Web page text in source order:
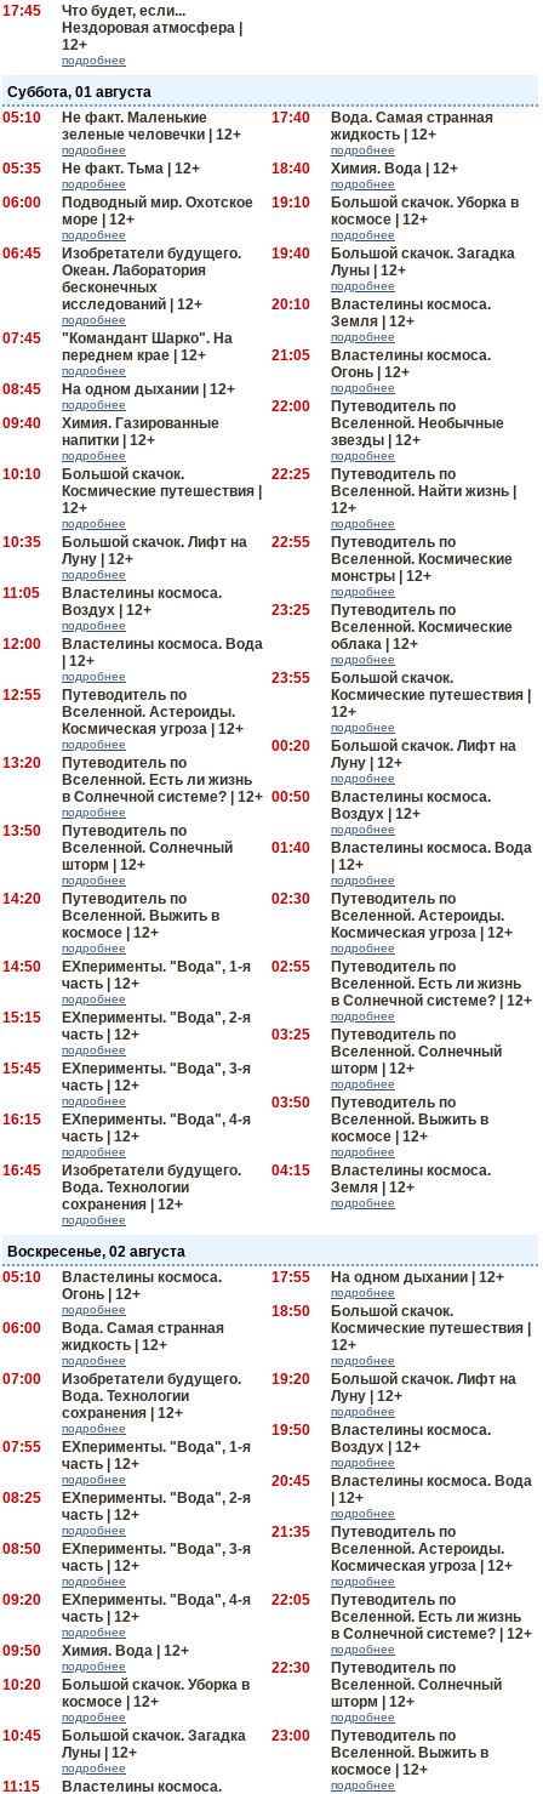
17:45
Что будет, если...
Нездоровая атмосфера |
12+
подробнее
Суббота, 01 августа
05:10
Не факт. Маленькие
зеленые человечки | 12+
подробнее
05:35 Не факт. Тьма | 12+
подробнее
06:00
Подводный мир. Охотское
море | 12+
подробнее
06:45
Изобретатели будущего.
Океан. Лаборатория
бесконечных
исследований | 12+
подробнее
07:45
"Командант Шарко". На
переднем крае | 12+
подробнее
08:45 На одном дыхании | 12+
подробнее
09:40
Химия. Газированные
напитки | 12+
подробнее
10:10
Большой скачок.
Космические путешествия |
12+
подробнее
10:35
Большой скачок. Лифт на
Луну | 12+
подробнее
11:05
Властелины космоса.
Воздух | 12+
подробнее
12:00
Властелины космоса. Вода
| 12+
подробнее
12:55
Путеводитель по
Вселенной. Астероиды.
Космическая угроза | 12+
подробнее
13:20
Путеводитель по
Вселенной. Есть ли жизнь
в Солнечной системе? | 12+
подробнее
13:50
Путеводитель по
Вселенной. Солнечный
шторм | 12+
подробнее
14:20
Путеводитель по
Вселенной. Выжить в
космосе | 12+
подробнее
14:50
EXперименты. "Вода", 1-я
часть | 12+
подробнее
15:15
EXперименты. "Вода", 2-я
часть | 12+
подробнее
15:45
EXперименты. "Вода", 3-я
часть | 12+
подробнее
16:15
EXперименты. "Вода", 4-я
часть | 12+
подробнее
16:45
Изобретатели будущего.
Вода. Технологии
сохранения | 12+
подробнее
17:40
Вода. Самая странная
жидкость | 12+
подробнее
18:40 Химия. Вода | 12+
подробнее
19:10
Большой скачок. Уборка в
космосе | 12+
подробнее
19:40
Большой скачок. Загадка
Луны | 12+
подробнее
20:10
Властелины космоса.
Земля | 12+
подробнее
21:05
Властелины космоса.
Огонь | 12+
подробнее
22:00
Путеводитель по
Вселенной. Необычные
звезды | 12+
подробнее
22:25
Путеводитель по
Вселенной. Найти жизнь |
12+
подробнее
22:55
Путеводитель по
Вселенной. Космические
монстры | 12+
подробнее
23:25
Путеводитель по
Вселенной. Космические
облака | 12+
подробнее
23:55
Большой скачок.
Космические путешествия |
12+
подробнее
00:20
Большой скачок. Лифт на
Луну | 12+
подробнее
00:50
Властелины космоса.
Воздух | 12+
подробнее
01:40
Властелины космоса. Вода
| 12+
подробнее
02:30
Путеводитель по
Вселенной. Астероиды.
Космическая угроза | 12+
подробнее
02:55
Путеводитель по
Вселенной. Есть ли жизнь
в Солнечной системе? | 12+
подробнее
03:25
Путеводитель по
Вселенной. Солнечный
шторм | 12+
подробнее
03:50
Путеводитель по
Вселенной. Выжить в
космосе | 12+
подробнее
04:15
Властелины космоса.
Земля | 12+
подробнее
Воскресенье, 02 августа
05:10
Властелины космоса.
Огонь | 12+
подробнее
06:00
Вода. Самая странная
жидкость | 12+
подробнее
07:00
Изобретатели будущего.
Вода. Технологии
сохранения | 12+
подробнее
07:55
EXперименты. "Вода", 1-я
часть | 12+
подробнее
08:25
EXперименты. "Вода", 2-я
часть | 12+
подробнее
08:50
EXперименты. "Вода", 3-я
часть | 12+
подробнее
09:20
EXперименты. "Вода", 4-я
часть | 12+
подробнее
09:50 Химия. Вода | 12+
подробнее
10:20
Большой скачок. Уборка в
космосе | 12+
подробнее
10:45
Большой скачок. Загадка
Луны | 12+
подробнее
11:15 Властелины космоса.
17:55 На одном дыхании | 12+
подробнее
18:50
Большой скачок.
Космические путешествия |
12+
подробнее
19:20
Большой скачок. Лифт на
Луну | 12+
подробнее
19:50
Властелины космоса.
Воздух | 12+
подробнее
20:45
Властелины космоса. Вода
| 12+
подробнее
21:35
Путеводитель по
Вселенной. Астероиды.
Космическая угроза | 12+
подробнее
22:05
Путеводитель по
Вселенной. Есть ли жизнь
в Солнечной системе? | 12+
подробнее
22:30
Путеводитель по
Вселенной. Солнечный
шторм | 12+
подробнее
23:00
Путеводитель по
Вселенной. Выжить в
космосе | 12+
подробнее